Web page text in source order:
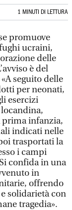
1 MINUTI DI LETTURA
promuove
ucraini,
delle
è del
seguito delle
per neonati,
esercizi
infanzia,
indicati nelle
trasportati la
i campi
confida in una
in
offrendo
solidarietà con
tragedia».